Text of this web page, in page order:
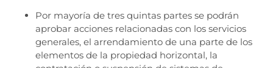
Por mayoría de tres quintas partes se podrán
aprobar acciones relacionadas con los servicios
generales, el arrendamiento de una parte de los
elementos de la propiedad horizontal, la